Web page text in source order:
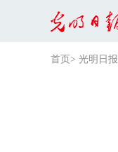
首页 > 光明日报